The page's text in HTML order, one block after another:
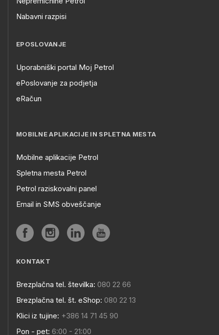
Nabavni razpisi
EPOSLOVANJE
Uporabniški portal Moj Petrol
ePoslovanje za podjetja
eRačun
MOBILNE APLIKACIJE IN SPLETNA MESTA
Mobilne aplikacije Petrol
Spletna mesta Petrol
Petrol raziskovalni panel
Email in SMS obveščanje
KONTAKT
Brezplačna tel. številka: 080 22 66
Brezplačna tel. št. eShop: 080 22 13
Klici iz tujine: +386 14 71 45 90
Pon - pet: 6:00 - 21:00